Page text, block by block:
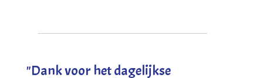
"Dank voor het dagelijkse